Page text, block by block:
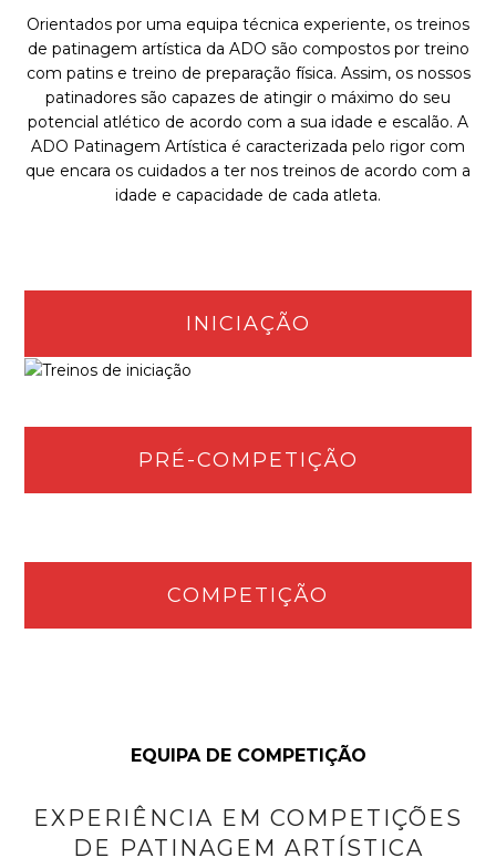
Orientados por uma equipa técnica experiente, os treinos
de patinagem artística da ADO são compostos por treino
com patins e treino de preparação física. Assim, os nossos
patinadores são capazes de atingir o máximo do seu
potencial atlético de acordo com a sua idade e escalão. A
ADO Patinagem Artística é caracterizada pelo rigor com
que encara os cuidados a ter nos treinos de acordo com a
idade e capacidade de cada atleta.
INICIAÇÃO
PRÉ-COMPETIÇÃO
COMPETIÇÃO
EQUIPA DE COMPETIÇÃO
EXPERIÊNCIA EM COMPETIÇÕES
DE PATINAGEM ARTÍSTICA